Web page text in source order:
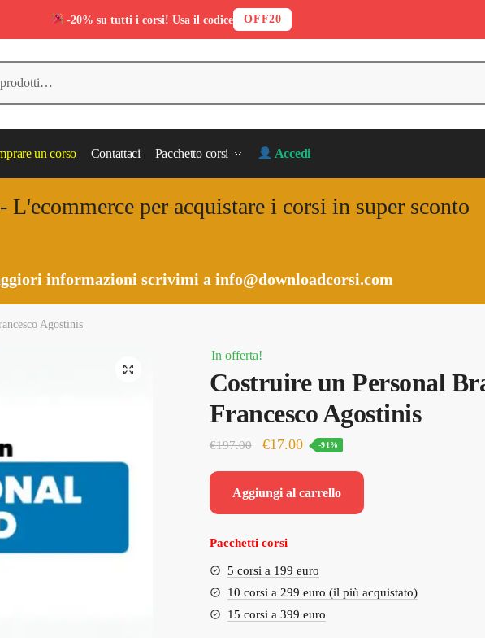
un corso Contattaci Pacchetto corsi Accedi
L'ecommerce per acquistare i corsi in super sconto
informazioni scrivimi a info@downloadcorsi.com
Agostinis
In offerta!
Costruire un Personal
Francesco Agostinis
€197.00
Il
originale
era:
€197.00.
€17.00Il
attuale
è:
-91%
Aggiungi al carrello
Pacchetti corsi
5 corsi a 199 euro
10 corsi a 299 euro (il più acquistato)
15 corsi a 399 euro
-20% su tutti i corsi! Usa il codice OFF20